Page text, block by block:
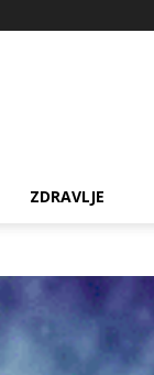
ZDRAVLJE